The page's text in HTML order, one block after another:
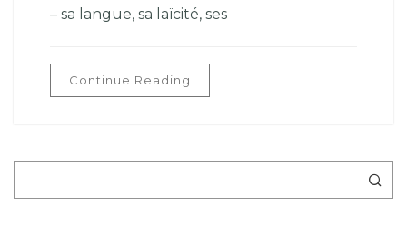
– sa langue, sa laïcité, ses
Continue Reading